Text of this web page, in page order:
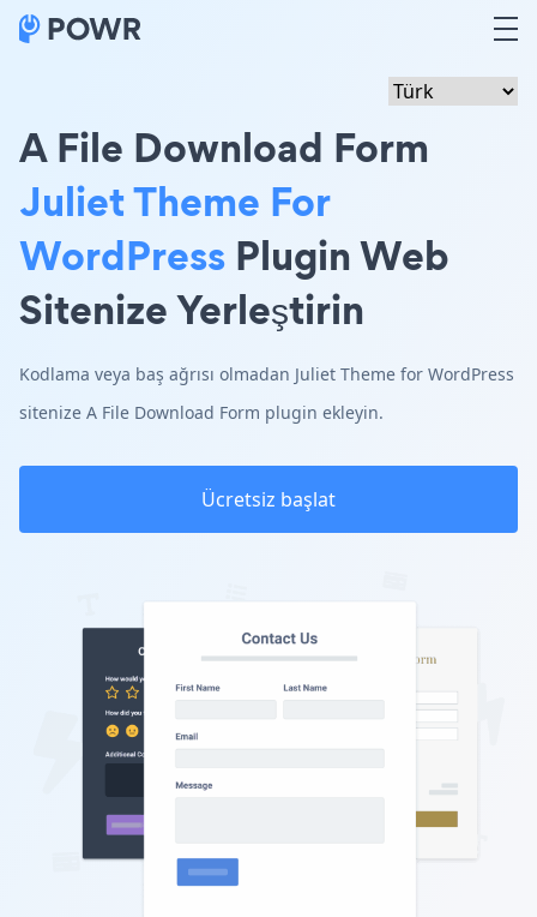
A File Download Form
Juliet Theme For
WordPress Plugin Web
Sitenize Yerleştirin
Kodlama veya baş ağrısı olmadan Juliet Theme for WordPress
sitenize A File Download Form plugin ekleyin.
Ücretsiz başlat